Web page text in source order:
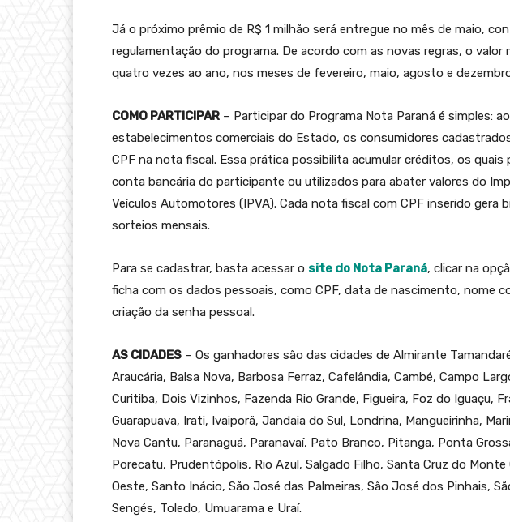
Já o próximo prêmio de R$ 1 milhão será entregue no mês de maio,
regulamentação do programa. De acordo com as novas regras, o valor
quatro vezes ao ano, nos meses de fevereiro, maio, agosto e
COMO PARTICIPAR – Participar do Programa Nota Paraná é simples:
estabelecimentos comerciais do Estado, os consumidores
CPF na nota fiscal. Essa prática possibilita acumular créditos, os
conta bancária do participante ou utilizados para abater valores do
Veículos Automotores (IPVA). Cada nota fiscal com CPF inserido gera
sorteios mensais.
Para se cadastrar, basta acessar o site do Nota Paraná, clicar na
ficha com os dados pessoais, como CPF, data de nascimento, nome
criação da senha pessoal.
AS CIDADES – Os ganhadores são das cidades de Almirante
Araucária, Balsa Nova, Barbosa Ferraz, Cafelândia, Cambé, Campo
Curitiba, Dois Vizinhos, Fazenda Rio Grande, Figueira, Foz do Iguaçu,
Guarapuava, Irati, Ivaiporã, Jandaia do Sul, Londrina, Mangueirinha,
Nova Cantu, Paranaguá, Paranavaí, Pato Branco, Pitanga, Ponta
Porecatu, Prudentópolis, Rio Azul, Salgado Filho, Santa Cruz do
Oeste, Santo Inácio, São José das Palmeiras, São José dos Pinhais,
Sengés, Toledo, Umuarama e Uraí.